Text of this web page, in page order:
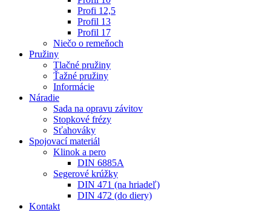
Profi 12,5
Profil 13
Profil 17
Niečo o remeňoch
Pružiny
Tlačné pružiny
Ťažné pružiny
Informácie
Náradie
Sada na opravu závitov
Stopkové frézy
Sťahováky
Spojovací materiál
Klinok a pero
DIN 6885A
Segerové krúžky
DIN 471 (na hriadeľ)
DIN 472 (do diery)
Kontakt